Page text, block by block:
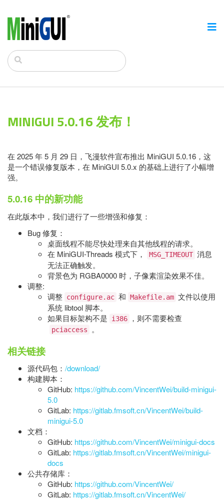
MINIGUI 5.0.16 发布！
在 2025 年 5 月 29 日，飞漫软件宣布推出 MiniGUI 5.0.16，这
是一个错误修复版本，在 MiniGUI 5.0.x 的基础上进行了小幅增
强。
5.0.16 中的新功能
在此版本中，我们进行了一些增强和修复：
Bug 修复：​​​​​
桌面线程不能尽快处理来自其他线程的请求。
在 MiniGUI-Threads 模式下，
MSG_TIMEOUT 消息
无法正确触发。
背景色为 RGBA0000 时，子像素渲染效果不佳。
调整:
调整 configure.ac 和 Makefile.am 文件以使用
系统 libtool 脚本。
如果目标架构不是
i386 ，则不需要检查
pciaccess 。
相关链接
源代码包： /download/
构建脚本：
GitHub: https://github.com/VincentWei/build-minigui-
5.0
GitLab: https://gitlab.fmsoft.cn/VincentWei/build-
minigui-5.0
文档：
GitHub: https://github.com/VincentWei/minigui-docs
GitLab: https://gitlab.fmsoft.cn/VincentWei/minigui-
docs
公共存储库：
GitHub: https://github.com/VincentWei/
GitLab: https://gitlab.fmsoft.cn/VincentWei/